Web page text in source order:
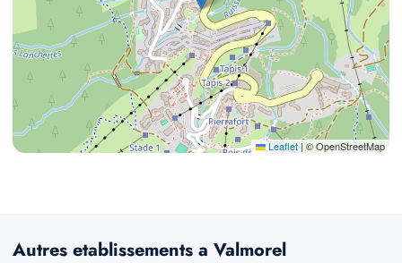
Leaflet | © OpenStreetMap
Autres etablissements a Valmorel